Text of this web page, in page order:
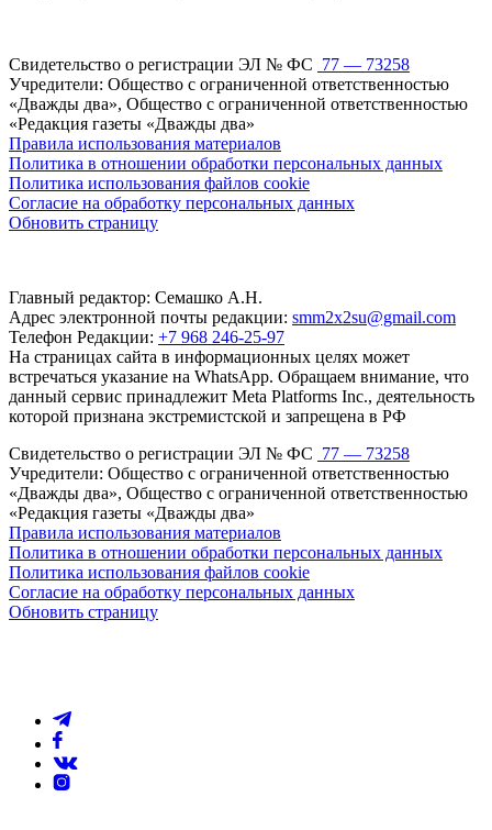
Свидетельство о регистрации ЭЛ № ФС 77 — 73258
Учредители: Общество с ограниченной ответственностью
«Дважды два», Общество с ограниченной ответственностью
«Редакция газеты «Дважды два»
Правила использования материалов
Политика в отношении обработки персональных данных
Политика использования файлов cookie
Согласие на обработку персональных данных
Обновить страницу
Главный редактор: Семашко А.Н.
Адрес электронной почты редакции: smm2x2su@gmail.com
Телефон Редакции: +7 968 246-25-97
На страницах сайта в информационных целях может
встречаться указание на WhatsApp. Обращаем внимание, что
данный сервис принадлежит Meta Platforms Inc., деятельность
которой признана экстремистской и запрещена в РФ
Свидетельство о регистрации ЭЛ № ФС 77 — 73258
Учредители: Общество с ограниченной ответственностью
«Дважды два», Общество с ограниченной ответственностью
«Редакция газеты «Дважды два»
Правила использования материалов
Политика в отношении обработки персональных данных
Политика использования файлов cookie
Согласие на обработку персональных данных
Обновить страницу